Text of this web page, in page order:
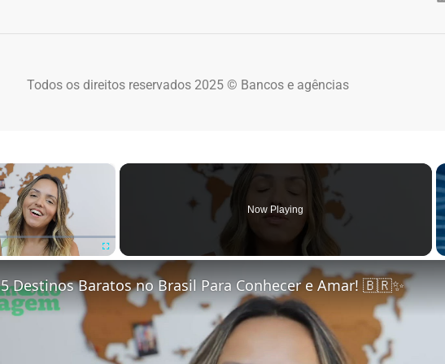
Todos os direitos reservados 2025 © Bancos e agências
×
Fullscreen
Now Playing
5 Destinos Baratos no Brasil Para Conhecer e Amar! 🇧🇷✨